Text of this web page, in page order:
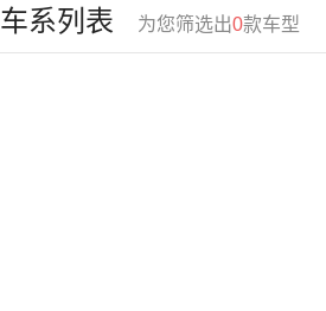
车系列表 为您筛选出0款车型